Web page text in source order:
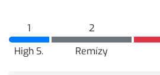
1
High S.
2
Remízy